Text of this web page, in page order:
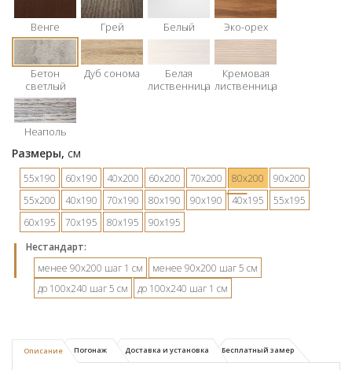
Венге Грей Белый Эко-орех
Бетон
светлый
Дуб сонома
Белая
лиственница
Кремовая
лиственница
Неаполь
Размеры, см
55х190 60х190 40х200 60х200 70х200 80х200
90х200
55х200
40х190 70х190 80х190 90х190 40х195
55х195
60х195
70х195 80х195
90х195
Hестандарт:
менее 90х200 шаг 1 см
менее 90х200 шаг 5 см
до 100х240 шаг 5 см
до 100х240 шаг 1 см
Описание Погонаж Доставка и установка Бесплатный замер